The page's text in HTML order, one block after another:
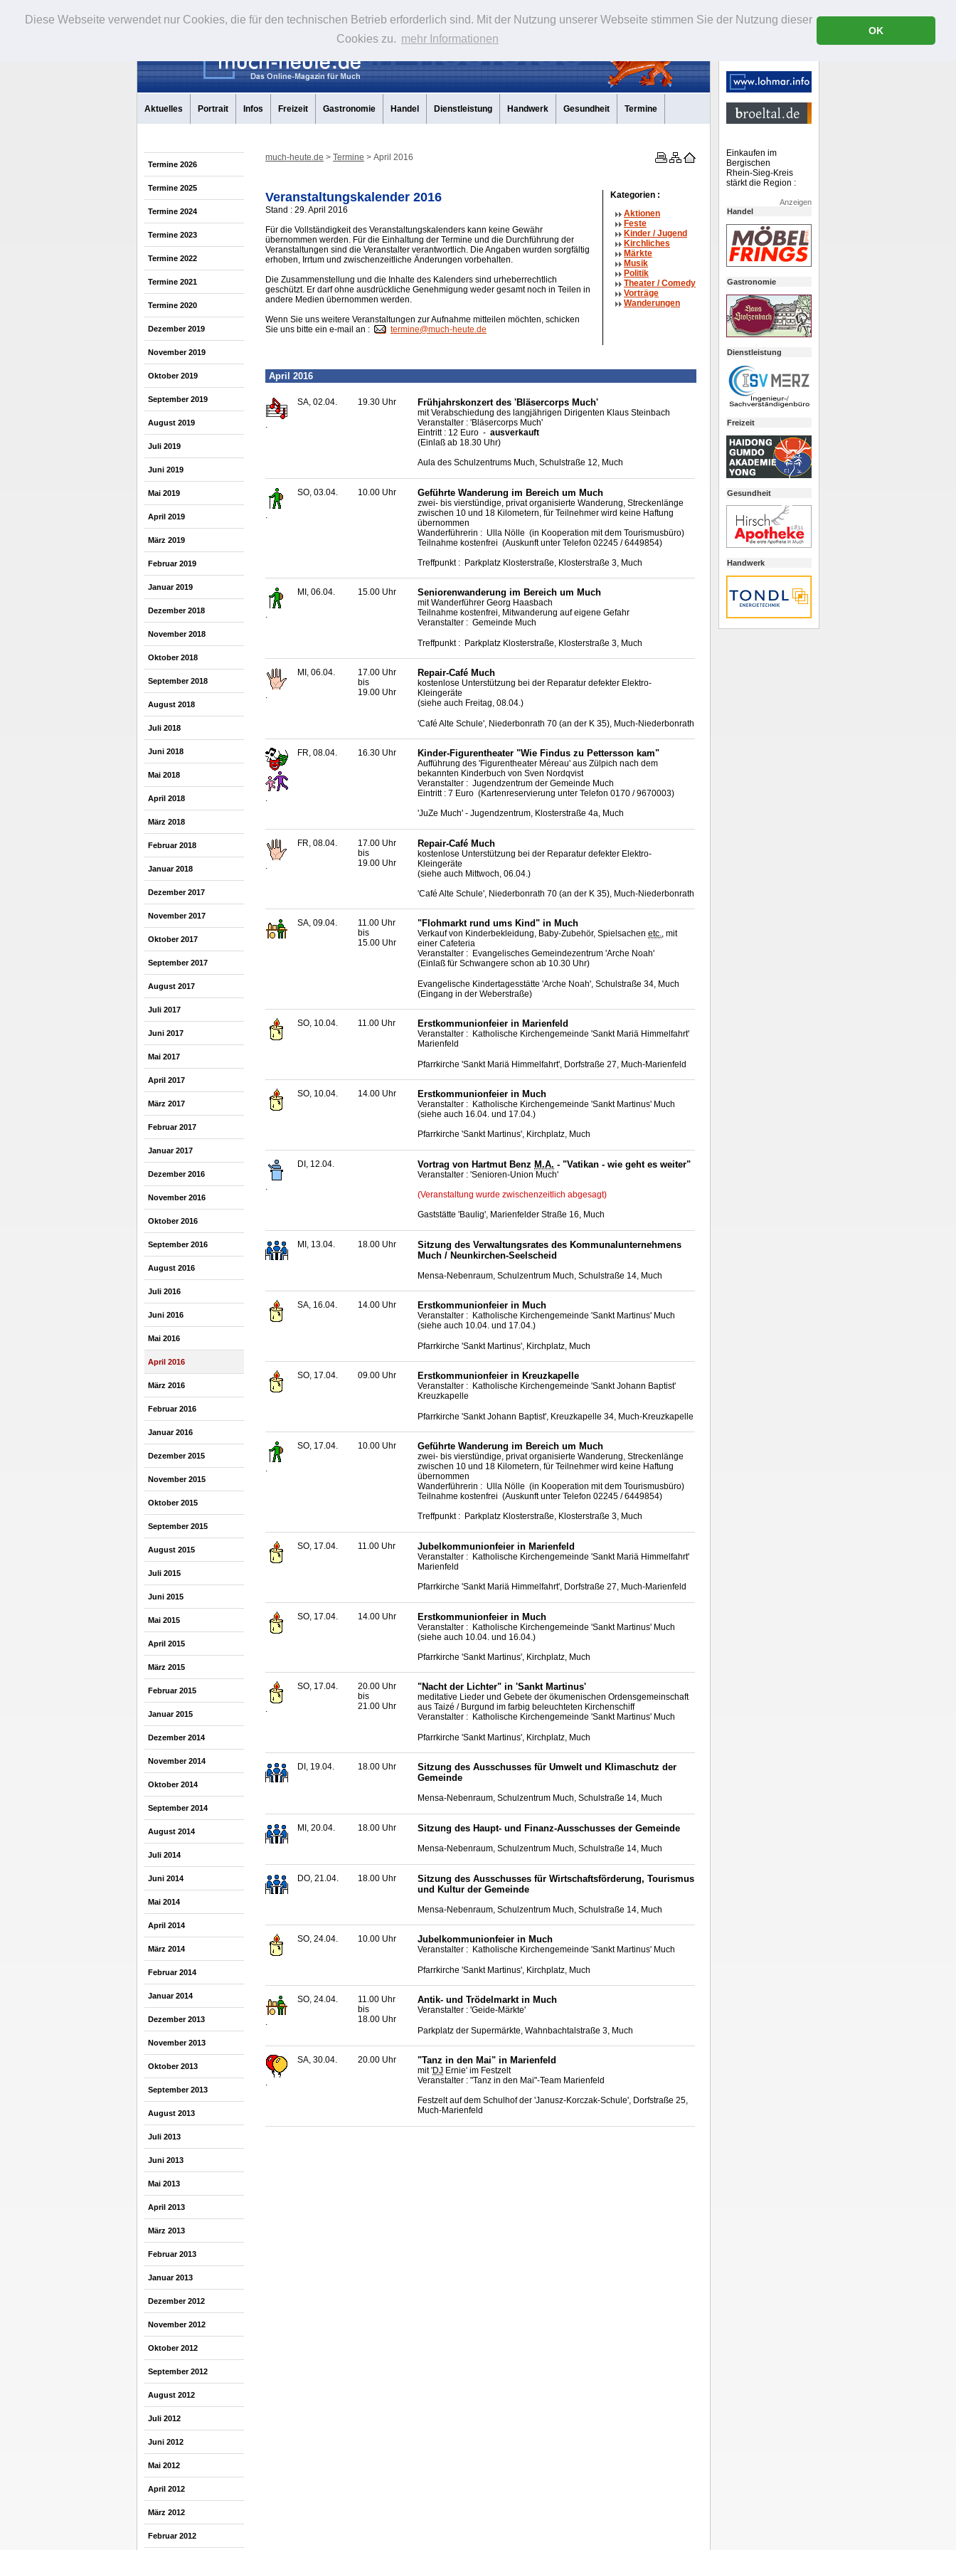
Diese Webseite verwendet nur Cookies, die für den technischen Betrieb erforderlich sind. Mit der Nutzung unserer Webseite stimmen Sie der Nutzung dieser
Cookies zu. mehr Informationen
OK
Aktuelles Portrait Infos Freizeit Gastronomie Handel Dienstleistung Handwerk Gesundheit Termine
Termine 2026
Termine 2025
Termine 2024
Termine 2023
Termine 2022
Termine 2021
Termine 2020
Dezember 2019
November 2019
Oktober 2019
September 2019
August 2019
Juli 2019
Juni 2019
Mai 2019
April 2019
März 2019
Februar 2019
Januar 2019
Dezember 2018
November 2018
Oktober 2018
September 2018
August 2018
Juli 2018
Juni 2018
Mai 2018
April 2018
März 2018
Februar 2018
Januar 2018
Dezember 2017
November 2017
Oktober 2017
September 2017
August 2017
Juli 2017
Juni 2017
Mai 2017
April 2017
März 2017
Februar 2017
Januar 2017
Dezember 2016
November 2016
Oktober 2016
September 2016
August 2016
Juli 2016
Juni 2016
Mai 2016
April 2016
März 2016
Februar 2016
Januar 2016
Dezember 2015
November 2015
Oktober 2015
September 2015
August 2015
Juli 2015
Juni 2015
Mai 2015
April 2015
März 2015
Februar 2015
Januar 2015
Dezember 2014
November 2014
Oktober 2014
September 2014
August 2014
Juli 2014
Juni 2014
Mai 2014
April 2014
März 2014
Februar 2014
Januar 2014
Dezember 2013
November 2013
Oktober 2013
September 2013
August 2013
Juli 2013
Juni 2013
Mai 2013
April 2013
März 2013
Februar 2013
Januar 2013
Dezember 2012
November 2012
Oktober 2012
September 2012
August 2012
Juli 2012
Juni 2012
Mai 2012
April 2012
März 2012
Februar 2012
much-heute.de > Termine > April 2016
Veranstaltungskalender 2016
Stand : 29. April 2016
Für die Vollständigkeit des Veranstaltungskalenders kann keine Gewähr
übernommen werden. Für die Einhaltung der Termine und die Durchführung der
Veranstaltungen sind die Veranstalter verantwortlich. Die Angaben wurden sorgfältig
erhoben, Irrtum und zwischenzeitliche Änderungen vorbehalten.
Die Zusammenstellung und die Inhalte des Kalenders sind urheberrechtlich
geschützt. Er darf ohne ausdrückliche Genehmigung weder gesamt noch in Teilen in
andere Medien übernommen werden.
Wenn Sie uns weitere Veranstaltungen zur Aufnahme mitteilen möchten, schicken
Sie uns bitte ein e-mail an :
termine@much-heute.de
Kategorien :
Aktionen
Feste
Kinder / Jugend
Kirchliches
Märkte
Musik
Politik
Theater /Comedy
Vorträge
Wanderungen
April 2016
SA, 02.04. 19.30 Uhr Frühjahrskonzert des 'Bläsercorps Much'
mit Verabschiedung des langjährigen Dirigenten Klaus Steinbach
Veranstalter : 'Bläsercorps Much'
Eintritt : 12 Euro - ausverkauft
(Einlaß ab 18.30 Uhr)
Aula des Schulzentrums Much, Schulstraße 12, Much
SO, 03.04. 10.00 Uhr Geführte Wanderung im Bereich um Much
zwei- bis vierstündige, privat organisierte Wanderung, Streckenlänge
zwischen 10 und 18 Kilometern, für Teilnehmer wird keine Haftung
übernommen
Wanderführerin : Ulla Nölle (in Kooperation mit dem Tourismusbüro)
Teilnahme kostenfrei (Auskunft unter Telefon 02245 / 6449854)
Treffpunkt : Parkplatz Klosterstraße, Klosterstraße 3, Much
.
MI, 06.04. 15.00 Uhr Seniorenwanderung im Bereich um Much
mit Wanderführer Georg Haasbach
Teilnahme kostenfrei, Mitwanderung auf eigene Gefahr
Veranstalter : Gemeinde Much
Treffpunkt : Parkplatz Klosterstraße, Klosterstraße 3, Much
.
MI, 06.04.
17.00 Uhr
bis
19.00 Uhr
Repair-Café Much
kostenlose Unterstützung bei der Reparatur defekter Elektro-
Kleingeräte
(siehe auch Freitag, 08.04.)
'Café Alte Schule', Niederbonrath 70 (an der K 35), Much-Niederbonrath
.
FR, 08.04. 16.30 Uhr Kinder-Figurentheater "Wie Findus zu Pettersson kam"
Aufführung des 'Figurentheater Méreau' aus Zülpich nach dem
bekannten Kinderbuch von Sven Nordqvist
Veranstalter : Jugendzentrum der Gemeinde Much
Eintritt : 7 Euro (Kartenreservierung unter Telefon 0170 / 9670003)
'JuZe Much' - Jugendzentrum, Klosterstraße 4a, Much
FR, 08.04.
17.00 Uhr
bis
19.00 Uhr
Repair-Café Much
kostenlose Unterstützung bei der Reparatur defekter Elektro-
Kleingeräte
(siehe auch Mittwoch, 06.04.)
'Café Alte Schule', Niederbonrath 70 (an der K 35), Much-Niederbonrath
SA, 09.04.
11.00 Uhr
bis
15.00 Uhr
"Flohmarkt rund ums Kind" in Much
Verkauf von Kinderbekleidung, Baby-Zubehör, Spielsachen etc., mit
einer Cafeteria
Veranstalter : Evangelisches Gemeindezentrum 'Arche Noah'
(Einlaß für Schwangere schon ab 10.30 Uhr)
Evangelische Kindertagesstätte 'Arche Noah', Schulstraße 34, Much
(Eingang in der Weberstraße)
SO, 10.04. 11.00 Uhr Erstkommunionfeier in Marienfeld
Veranstalter : Katholische Kirchengemeinde 'Sankt Mariä Himmelfahrt'
Marienfeld
Pfarrkirche 'Sankt Mariä Himmelfahrt', Dorfstraße 27, Much-Marienfeld
SO, 10.04. 14.00 Uhr Erstkommunionfeier in Much
Veranstalter : Katholische Kirchengemeinde 'Sankt Martinus' Much
(siehe auch 16.04. und 17.04.)
Pfarrkirche 'Sankt Martinus', Kirchplatz, Much
.
DI, 12.04. Vortrag von Hartmut Benz M.A. - "Vatikan - wie geht es weiter"
Veranstalter : 'Senioren-Union Much'
(Veranstaltung wurde zwischenzeitlich abgesagt)
Gaststätte 'Baulig', Marienfelder Straße 16, Much
MI, 13.04. 18.00 Uhr
Sitzung des Verwaltungsrates des Kommunalunternehmens
Much / Neunkirchen-Seelscheid
Mensa-Nebenraum, Schulzentrum Much, Schulstraße 14, Much
SA, 16.04. 14.00 Uhr Erstkommunionfeier in Much
Veranstalter : Katholische Kirchengemeinde 'Sankt Martinus' Much
(siehe auch 10.04. und 17.04.)
Pfarrkirche 'Sankt Martinus', Kirchplatz, Much
SO, 17.04. 09.00 Uhr Erstkommunionfeier in Kreuzkapelle
Veranstalter : Katholische Kirchengemeinde 'Sankt Johann Baptist'
Kreuzkapelle
Pfarrkirche 'Sankt Johann Baptist', Kreuzkapelle 34, Much-Kreuzkapelle
.
SO, 17.04. 10.00 Uhr Geführte Wanderung im Bereich um Much
zwei- bis vierstündige, privat organisierte Wanderung, Streckenlänge
zwischen 10 und 18 Kilometern, für Teilnehmer wird keine Haftung
übernommen
Wanderführerin : Ulla Nölle (in Kooperation mit dem Tourismusbüro)
Teilnahme kostenfrei (Auskunft unter Telefon 02245 / 6449854)
Treffpunkt : Parkplatz Klosterstraße, Klosterstraße 3, Much
SO, 17.04. 11.00 Uhr Jubelkommunionfeier in Marienfeld
Veranstalter : Katholische Kirchengemeinde 'Sankt Mariä Himmelfahrt'
Marienfeld
Pfarrkirche 'Sankt Mariä Himmelfahrt', Dorfstraße 27, Much-Marienfeld
SO, 17.04. 14.00 Uhr Erstkommunionfeier in Much
Veranstalter : Katholische Kirchengemeinde 'Sankt Martinus' Much
(siehe auch 10.04. und 16.04.)
Pfarrkirche 'Sankt Martinus', Kirchplatz, Much
.
SO, 17.04.
20.00 Uhr
bis
21.00 Uhr
"Nacht der Lichter" in 'Sankt Martinus'
meditative Lieder und Gebete der ökumenischen Ordensgemeinschaft
aus Taizé / Burgund im farbig beleuchteten Kirchenschiff
Veranstalter : Katholische Kirchengemeinde 'Sankt Martinus' Much
Pfarrkirche 'Sankt Martinus', Kirchplatz, Much
DI, 19.04. 18.00 Uhr
Sitzung des Ausschusses für Umwelt und Klimaschutz der
Gemeinde
Mensa-Nebenraum, Schulzentrum Much, Schulstraße 14, Much
MI, 20.04. 18.00 Uhr Sitzung des Haupt- und Finanz-Ausschusses der Gemeinde
Mensa-Nebenraum, Schulzentrum Much, Schulstraße 14, Much
DO, 21.04. 18.00 Uhr
Sitzung des Ausschusses für Wirtschaftsförderung, Tourismus
und Kultur der Gemeinde
Mensa-Nebenraum, Schulzentrum Much, Schulstraße 14, Much
SO, 24.04. 10.00 Uhr Jubelkommunionfeier in Much
Veranstalter : Katholische Kirchengemeinde 'Sankt Martinus' Much
Pfarrkirche 'Sankt Martinus', Kirchplatz, Much
.
SO, 24.04.
11.00 Uhr
bis
18.00 Uhr
Antik- und Trödelmarkt in Much
Veranstalter : 'Geide-Märkte'
Parkplatz der Supermärkte, Wahnbachtalstraße 3, Much
.
SA, 30.04. 20.00 Uhr "Tanz in den Mai" in Marienfeld
mit 'DJ Ernie' im Festzelt
Veranstalter : "Tanz in den Mai"-Team Marienfeld
Festzelt auf dem Schulhof der 'Janusz-Korczak-Schule', Dorfstraße 25,
Much-Marienfeld
Einkaufen im
Bergischen
Rhein-Sieg-Kreis
stärkt die Region :
Anzeigen
Handel
Gastronomie
Dienstleistung
Freizeit
Gesundheit
Handwerk